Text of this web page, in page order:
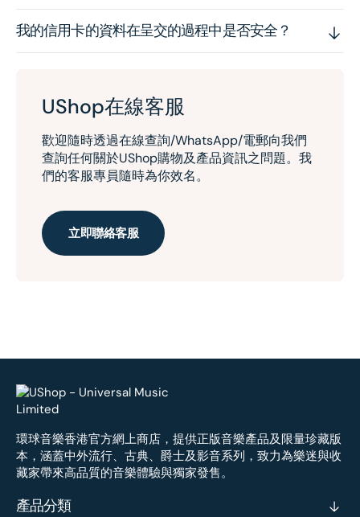
我的信用卡的資料在呈交的過程中是否安全？
UShop在線客服
歡迎隨時透過在線查詢/WhatsApp/電郵向我們
查詢任何關於UShop購物及產品資訊之問題。我
們的客服專員隨時為你效名。
立即聯絡客服
環球音樂香港官方網上商店，提供正版音樂產品及限量珍藏版
本，涵蓋中外流行、古典、爵士及影音系列，致力為樂迷與收
藏家帶來高品質的音樂體驗與獨家發售。
產品分類